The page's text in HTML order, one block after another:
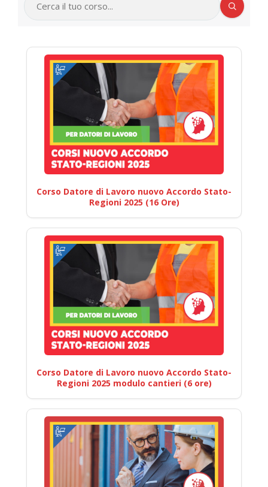
Corso Datore di Lavoro nuovo Accordo Stato-
Regioni 2025 (16 Ore)
Corso Datore di Lavoro nuovo Accordo Stato-
Regioni 2025 modulo cantieri (6 ore)